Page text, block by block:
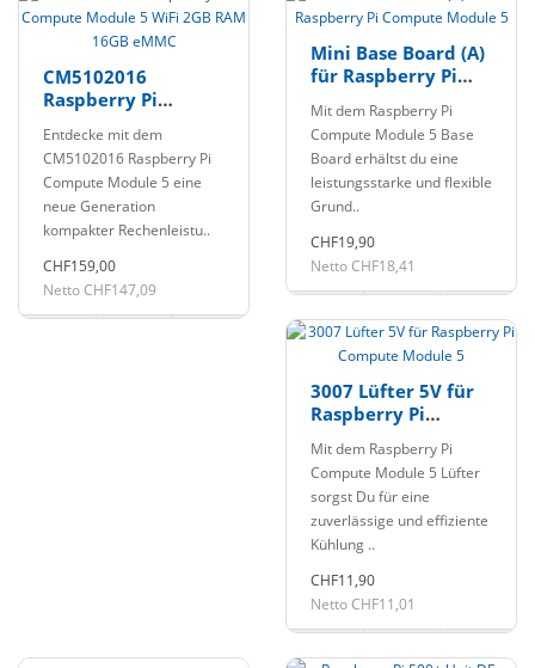
CM5102016
Raspberry Pi
WiFi 2GB RAM 16GB
eMMC
Entdecke mit dem
CM5102016 Raspberry Pi
Compute Module 5 eine
neue Generation
kompakter Rechenleistu..
CHF159,00
Netto CHF147,09
Mini Base Board (A)
für Raspberry Pi
Mit dem Raspberry Pi
Compute Module 5 Base
Board erhältst du eine
leistungsstarke und flexible
Grund..
CHF19,90
Netto CHF18,41
3007 Lüfter 5V für
Raspberry Pi
Mit dem Raspberry Pi
Compute Module 5 Lüfter
sorgst Du für eine
zuverlässige und effiziente
Kühlung ..
CHF11,90
Netto CHF11,01